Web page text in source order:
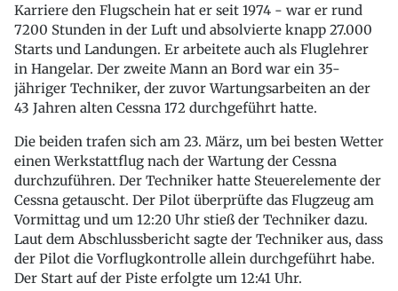
Karriere den Flugschein hat er seit 1974 - war er rund
7200 Stunden in der Luft und absolvierte knapp 27.000
Starts und Landungen. Er arbeitete auch als Fluglehrer
in Hangelar. Der zweite Mann an Bord war ein 35-
jähriger Techniker, der zuvor Wartungsarbeiten an der
43 Jahren alten Cessna 172 durchgeführt hatte.
Die beiden trafen sich am 23. März, um bei besten Wetter
einen Werkstattflug nach der Wartung der Cessna
durchzuführen. Der Techniker hatte Steuerelemente der
Cessna getauscht. Der Pilot überprüfte das Flugzeug am
Vormittag und um 12:20 Uhr stieß der Techniker dazu.
Laut dem Abschlussbericht sagte der Techniker aus, dass
der Pilot die Vorflugkontrolle allein durchgeführt habe.
Der Start auf der Piste erfolgte um 12:41 Uhr.